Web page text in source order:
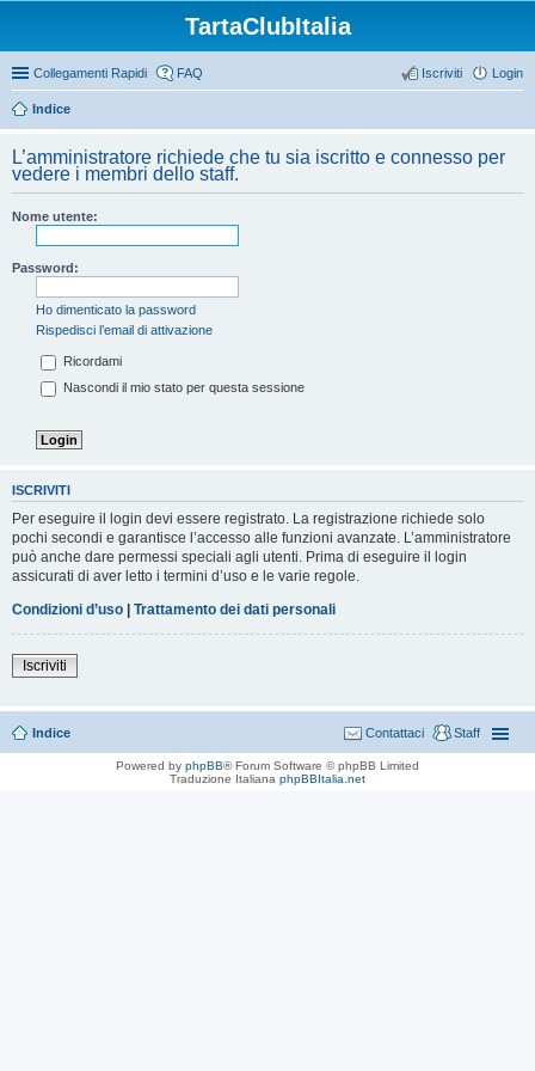
TartaClubItalia
Collegamenti Rapidi FAQ Login
Iscriviti
Indice
L’amministratore richiede che tu sia iscritto e connesso per
vedere i membri dello staff.
Nome utente:
Password:
Ho dimenticato la password
Rispedisci l’email di attivazione
Ricordami
Nascondi il mio stato per questa sessione
ISCRIVITI
Per eseguire il login devi essere registrato. La registrazione richiede solo
pochi secondi e garantisce l’accesso alle funzioni avanzate. L’amministratore
può anche dare permessi speciali agli utenti. Prima di eseguire il login
assicurati di aver letto i termini d’uso e le varie regole.
Condizioni d’uso | Trattamento dei dati personali
Iscriviti
Indice Staff
Contattaci
Powered by phpBB® Forum Software © phpBB Limited
Traduzione Italiana phpBBItalia.net